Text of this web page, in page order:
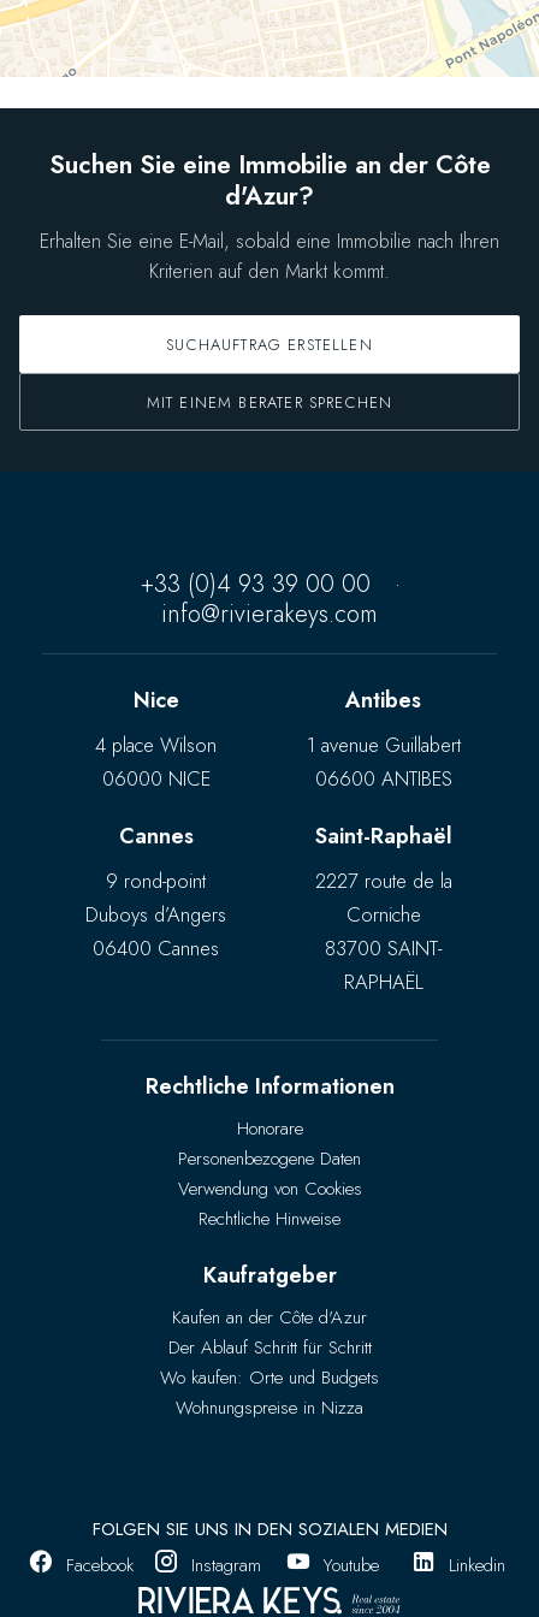
Suchen Sie eine Immobilie an der Côte
d'Azur?
Erhalten Sie eine E-Mail, sobald eine Immobilie nach Ihren
Kriterien auf den Markt kommt.
SUCHAUFTRAG ERSTELLEN
MIT EINEM BERATER SPRECHEN
+33 (0)4 93 39 00 00
·
info@rivierakeys.com
Nice
4 place Wilson
06000 NICE
Antibes
1 avenue Guillabert
06600 ANTIBES
Cannes
9 rond-point
Duboys d’Angers
06400 Cannes
Saint-Raphaël
2227 route de la
Corniche
83700 SAINT-
RAPHAËL
Rechtliche Informationen
Honorare
Personenbezogene Daten
Verwendung von Cookies
Rechtliche Hinweise
Kaufratgeber
Kaufen an der Côte d'Azur
Der Ablauf Schritt für Schritt
Wo kaufen: Orte und Budgets
Wohnungspreise in Nizza
FOLGEN SIE UNS IN DEN SOZIALEN MEDIEN
Facebook
Instagram Youtube Linkedin